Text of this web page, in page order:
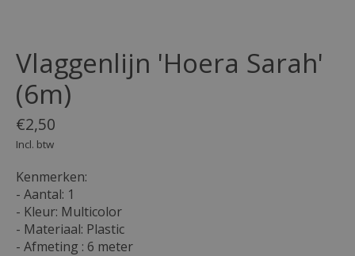
Vlaggenlijn 'Hoera Sarah'
(6m)
€2,50
Incl. btw
Kenmerken:
- Aantal: 1
- Kleur: Multicolor
- Materiaal: Plastic
- Afmeting : 6 meter